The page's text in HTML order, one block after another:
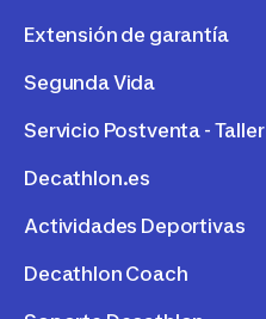
Extensión de garantía
Segunda Vida
Servicio Postventa - Taller
Decathlon.es
Actividades Deportivas
Decathlon Coach